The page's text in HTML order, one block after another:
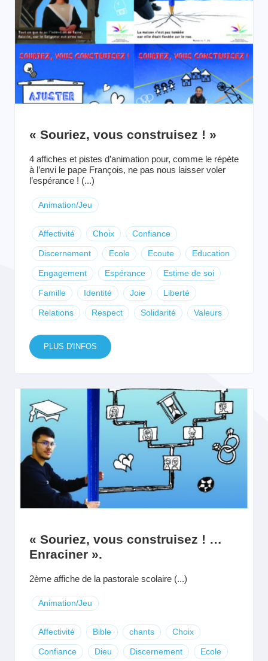
« Souriez, vous construisez ! »
4 affiches et pistes d’animation pour, comme le répète
à l’envi le pape François, ne pas nous laisser voler
l’espérance ! (...)
Animation/Jeu
Affectivité Choix Confiance
Discernement Ecole Ecoute Education
Engagement Espérance Estime de soi
Famille Identité Joie Liberté
Relations Respect Solidarité Valeurs
PLUS D'INFOS
« Souriez, vous construisez ! …
Enraciner ».
2ème affiche de la pastorale scolaire (...)
Animation/Jeu
Affectivité Bible chants Choix
Confiance Dieu Discernement Ecole